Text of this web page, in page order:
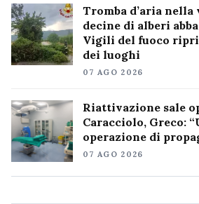
Tromba d’aria
decine di alberi
Vigili del fuoco
dei luoghi
07 AGO 2026
Riattivazione sale
Caracciolo, Greco:
operazione di
07 AGO 2026